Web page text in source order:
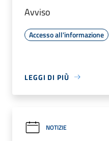
Avviso
Accesso all'informazione
LEGGI DI PIÙ
NOTIZIE